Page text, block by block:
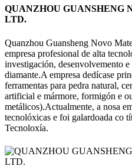
QUANZHOU GUANSHENG
LTD.
Quanzhou Guansheng Novo
empresa profesional de alta
investigación, desenvolvemento
diamante.A empresa dedícase
ferramentas para pedra natural,
artificial e mármore, formigón e
metálicos).Actualmente, a nosa
tecnolóxicas e foi galardoada co
Tecnoloxía.